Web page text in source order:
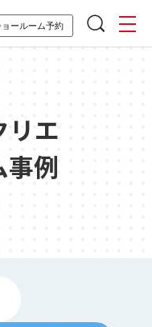
ョールーム予約
リエ
事例